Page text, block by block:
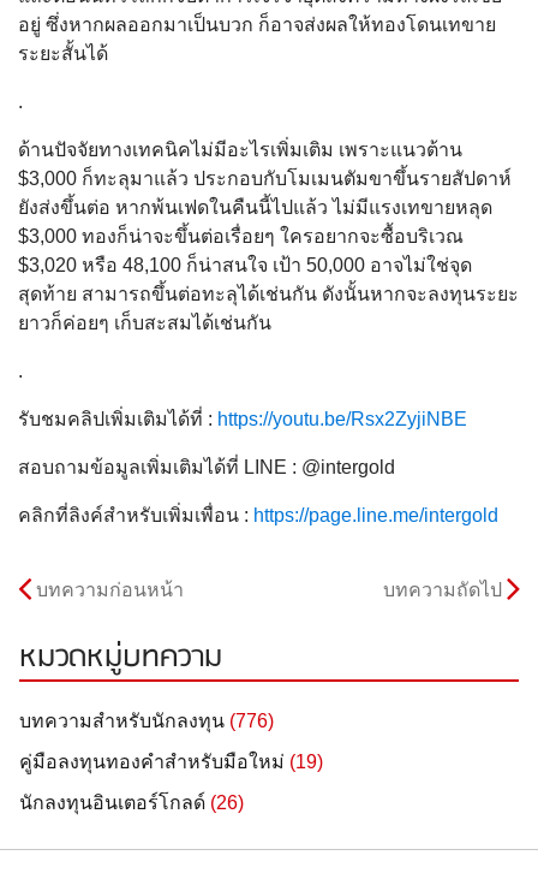
อยู่ ซึ่งหากผลออกมาเป็นบวก ก็อาจส่งผลให้ทองโดนเทขาย
ระยะสั้นได้
.
ด้านปัจจัยทางเทคนิคไม่มีอะไรเพิ่มเติม เพราะแนวต้าน
$3,000 ก็ทะลุมาแล้ว ประกอบกับโมเมนตัมขาขึ้นรายสัปดาห์
ยังส่งขึ้นต่อ หากพ้นเฟดในคืนนี้ไปแล้ว ไม่มีแรงเทขายหลุด
$3,000 ทองก็น่าจะขึ้นต่อเรื่อยๆ ใครอยากจะซื้อบริเวณ
$3,020 หรือ 48,100 ก็น่าสนใจ เป้า 50,000 อาจไม่ใช่จุด
สุดท้าย สามารถขึ้นต่อทะลุได้เช่นกัน ดังนั้นหากจะลงทุนระยะ
ยาวก็ค่อยๆ เก็บสะสมได้เช่นกัน
.
รับชมคลิปเพิ่มเติมได้ที่ : https://youtu.be/Rsx2ZyjiNBE
สอบถามข้อมูลเพิ่มเติมได้ที่ LINE : @intergold
คลิกที่ลิงค์สำหรับเพิ่มเพื่อน : https://page.line.me/intergold
บทความก่อนหน้า บทความถัดไป
หมวดหมู่บทความ
บทความสำหรับนักลงทุน (776)
คู่มือลงทุนทองคำสำหรับมือใหม่ (19)
นักลงทุนอินเตอร์โกลด์ (26)